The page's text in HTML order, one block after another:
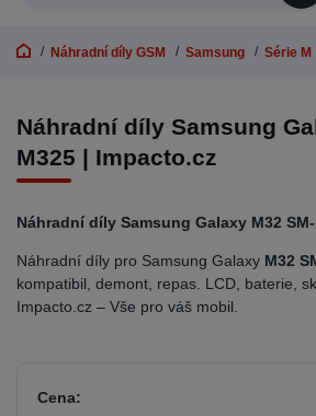
Náhradní díly GSM Samsung Série M
Náhradní díly Samsung
M325 | Impacto.cz
Náhradní díly Samsung Galaxy M32
Náhradní díly pro Samsung Galaxy M32
kompatibil, demont, repas. LCD, baterie,
Impacto.cz – Vše pro váš mobil.
Cena: